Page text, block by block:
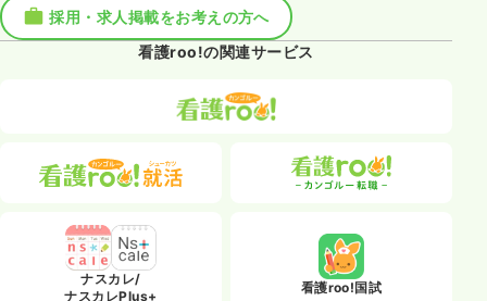
採用・求人掲載をお考えの方へ
看護roo!の関連サービス
ナスカレ/
ナスカレPlus+
看護roo!国試